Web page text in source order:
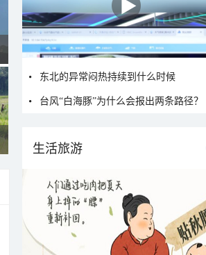
东北的异常闷热持续到什么时候
台风“白海豚”为什么会报出两条路径？
生活旅游